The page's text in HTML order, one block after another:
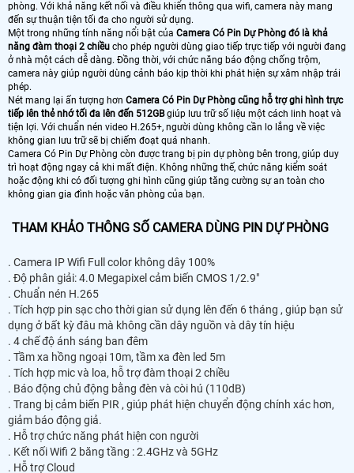
phòng. Với khả năng kết nối và điều khiển thông qua wifi, camera này mang
đến sự thuận tiện tối đa cho người sử dụng.
Một trong những tính năng nổi bật của Camera Có Pin Dự Phòng đó là khả
năng đàm thoại 2 chiều cho phép người dùng giao tiếp trực tiếp với người đang
ở nhà một cách dễ dàng. Đồng thời, với chức năng báo động chống trộm,
camera này giúp người dùng cảnh báo kịp thời khi phát hiện sự xâm nhập trái
phép.
Nét mang lại ấn tượng hơn Camera Có Pin Dự Phòng cũng hỗ trợ ghi hình trực
tiếp lên thẻ nhớ tối đa lên đến 512GBgiúp lưu trữ số liệu một cách linh hoạt và
tiện lợi. Với chuẩn nén video H.265+, người dùng không cần lo lắng về việc
không gian lưu trữ sẽ bị chiếm đoạt quá nhanh.
Camera Có Pin Dự Phòng còn được trang bị pin dự phòng bên trong, giúp duy
trì hoạt động ngay cả khi mất điện. Không những thế, chức năng kiểm soát
hoặc động khi có đối tượng ghi hình cũng giúp tăng cường sự an toàn cho
không gian gia đình hoặc văn phòng của bạn.
THAM KHẢO THÔNG SỐ CAMERA DÙNG PIN DỰ PHÒNG
. Camera IP Wifi Full color không dây 100%
. Độ phân giải: 4.0 Megapixel cảm biến CMOS 1/2.9"
. Chuẩn nén H.265
. Tích hợp pin sạc cho thời gian sử dụng lên đến 6 tháng , giúp bạn sử
dụng ở bất kỳ đâu mà không cần dây nguồn và dây tín hiệu
. 4 chế độ ánh sáng ban đêm
. Tầm xa hồng ngoại 10m, tầm xa đèn led 5m
. Tích hợp mic và loa, hỗ trợ đàm thoại 2 chiều
. Báo động chủ động bằng đèn và còi hú (110dB)
. Trang bị cảm biến PIR , giúp phát hiện chuyển động chính xác hơn,
giảm báo động giả.
. Hỗ trợ chức năng phát hiện con người
. Kết nối Wifi 2 băng tầng : 2.4GHz và 5GHz
. Hỗ trợ Cloud